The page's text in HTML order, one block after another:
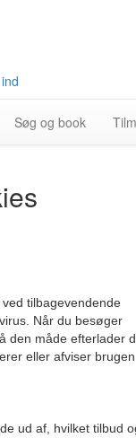
Søg og book
tilbagevendende
Når du besøger
den måde efterlader
eller afviser brugen
ud af, hvilket tilbud